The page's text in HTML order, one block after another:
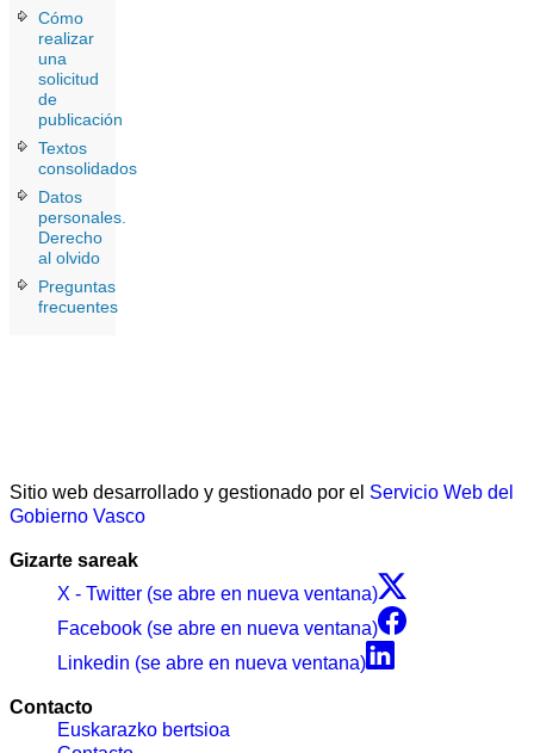
Cómo
realizar
una
solicitud
de
publicación
Textos
consolidados
Datos
personales.
Derecho
al olvido
Preguntas
frecuentes
Sitio web desarrollado y gestionado por el Servicio Web del
Gobierno Vasco
Gizarte sareak
X - Twitter (se abre en nueva ventana)
Facebook (se abre en nueva ventana)
Linkedin (se abre en nueva ventana)
Contacto
Euskarazko bertsioa